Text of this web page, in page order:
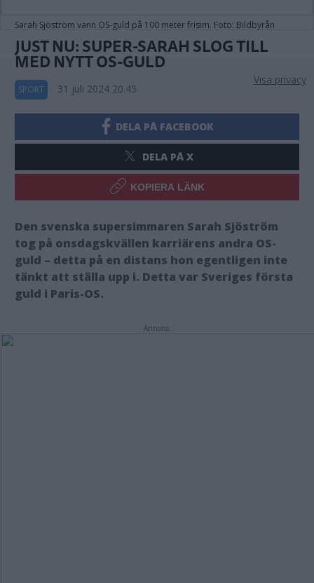
Sarah Sjöström vann OS-guld på 100 meter frisim. Foto: Bildbyrån
JUST NU: SUPER-SARAH SLOG TILL
MED NYTT OS-GULD
SPORT 31 juli 2024 20.45
DELA PÅ FACEBOOK
DELA PÅ X
KOPIERA LÄNK
Den svenska supersimmaren Sarah Sjöström
tog på onsdagskvällen karriärens andra OS-
guld – detta på en distans hon egentligen inte
tänkt att ställa upp i. Detta var Sveriges första
guld i Paris-OS.
Annons:
Visa privacy